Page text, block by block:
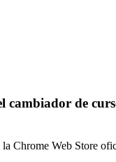
cambiador de
la Chrome Web Store